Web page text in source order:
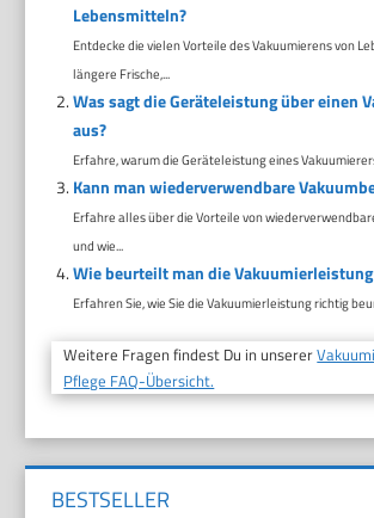
Lebensmitteln?
Entdecke die vielen Vorteile des Vakuumierens von
längere Frische,...
Was sagt die Geräteleistung über einen
aus?
Erfahre, warum die Geräteleistung eines
Kann man wiederverwendbare
Erfahre alles über die Vorteile von
und wie...
Wie beurteilt man die Vakuumierleistung
Erfahren Sie, wie Sie die Vakuumierleistung richtig
Weitere Fragen findest Du in unserer
Pflege FAQ-Übersicht.
BESTSELLER